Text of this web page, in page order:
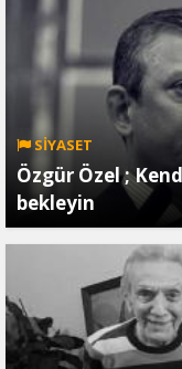
SİYASET
Özgür Özel ;
bekleyin